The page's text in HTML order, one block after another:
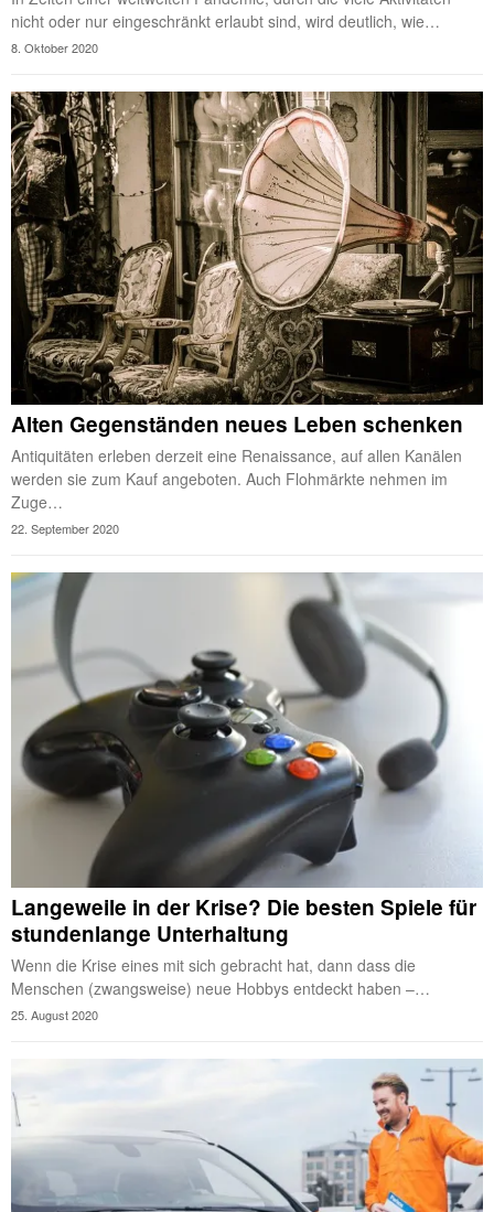
nicht oder nur eingeschränkt erlaubt sind, wird deutlich, wie…
8. Oktober 2020
Alten Gegenständen neues Leben schenken
Antiquitäten erleben derzeit eine Renaissance, auf allen Kanälen
werden sie zum Kauf angeboten. Auch Flohmärkte nehmen im
Zuge…
22. September 2020
Langeweile in der Krise? Die besten Spiele für
stundenlange Unterhaltung
Wenn die Krise eines mit sich gebracht hat, dann dass die
Menschen (zwangsweise) neue Hobbys entdeckt haben –…
25. August 2020